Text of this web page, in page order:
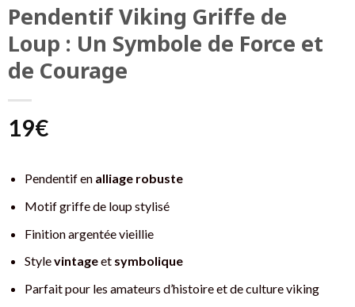
Pendentif Viking Griffe de
Loup : Un Symbole de Force et
de Courage
19€
Pendentif en alliage robuste
Motif griffe de loup stylisé
Finition argentée vieillie
Stylevintageet symbolique
Parfait pour les amateurs d’histoire et de culture viking